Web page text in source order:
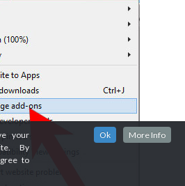
your
By
to
Ok More Info